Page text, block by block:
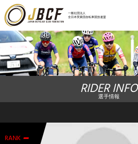
一般社団法人
全日本実業団自転車競技連盟
ニュース
レース日程
ランキング
チーム・選手
RIDER INFO
選手情報
RANK